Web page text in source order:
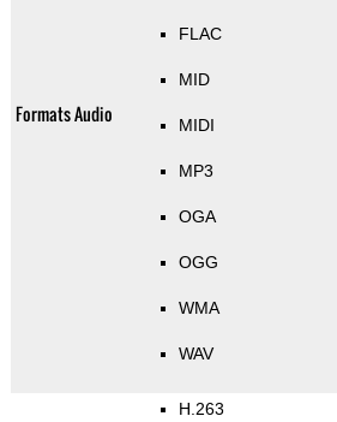
Formats Audio
FLAC
MID
MIDI
MP3
OGA
OGG
WMA
WAV
H.263